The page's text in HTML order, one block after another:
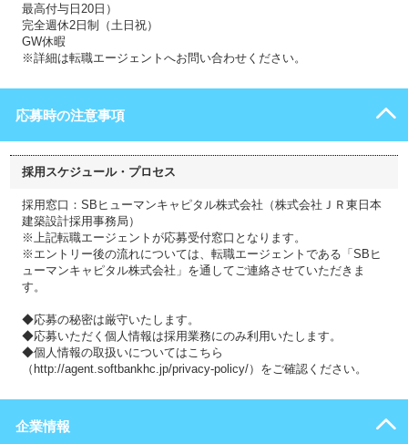
最高付与日20日）
完全週休2日制（土日祝）
GW休暇
※詳細は転職エージェントへお問い合わせください。
応募時の注意事項
採用スケジュール・プロセス
採用窓口：SBヒューマンキャピタル株式会社（株式会社ＪＲ東日本
建築設計採用事務局）
※上記転職エージェントが応募受付窓口となります。
※エントリー後の流れについては、転職エージェントである「SBヒ
ューマンキャピタル株式会社」を通してご連絡させていただきま
す。
◆応募の秘密は厳守いたします。
◆応募いただく個人情報は採用業務にのみ利用いたします。
◆個人情報の取扱いについてはこちら
（http://agent.softbankhc.jp/privacy-policy/）をご確認ください。
企業情報